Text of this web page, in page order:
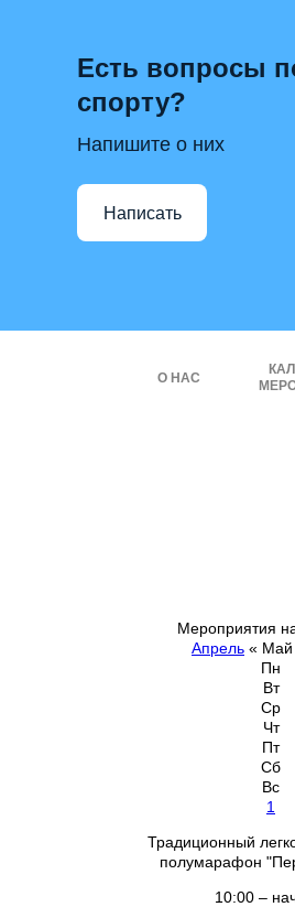
Есть вопросы
спорту?
Напишите о них
Написать
О НАС
Мероприятия
Апрель « Май
Пн
Вт
Ср
Чт
Пт
Сб
Вс
1
Традиционный
полумарафон
10:00 –